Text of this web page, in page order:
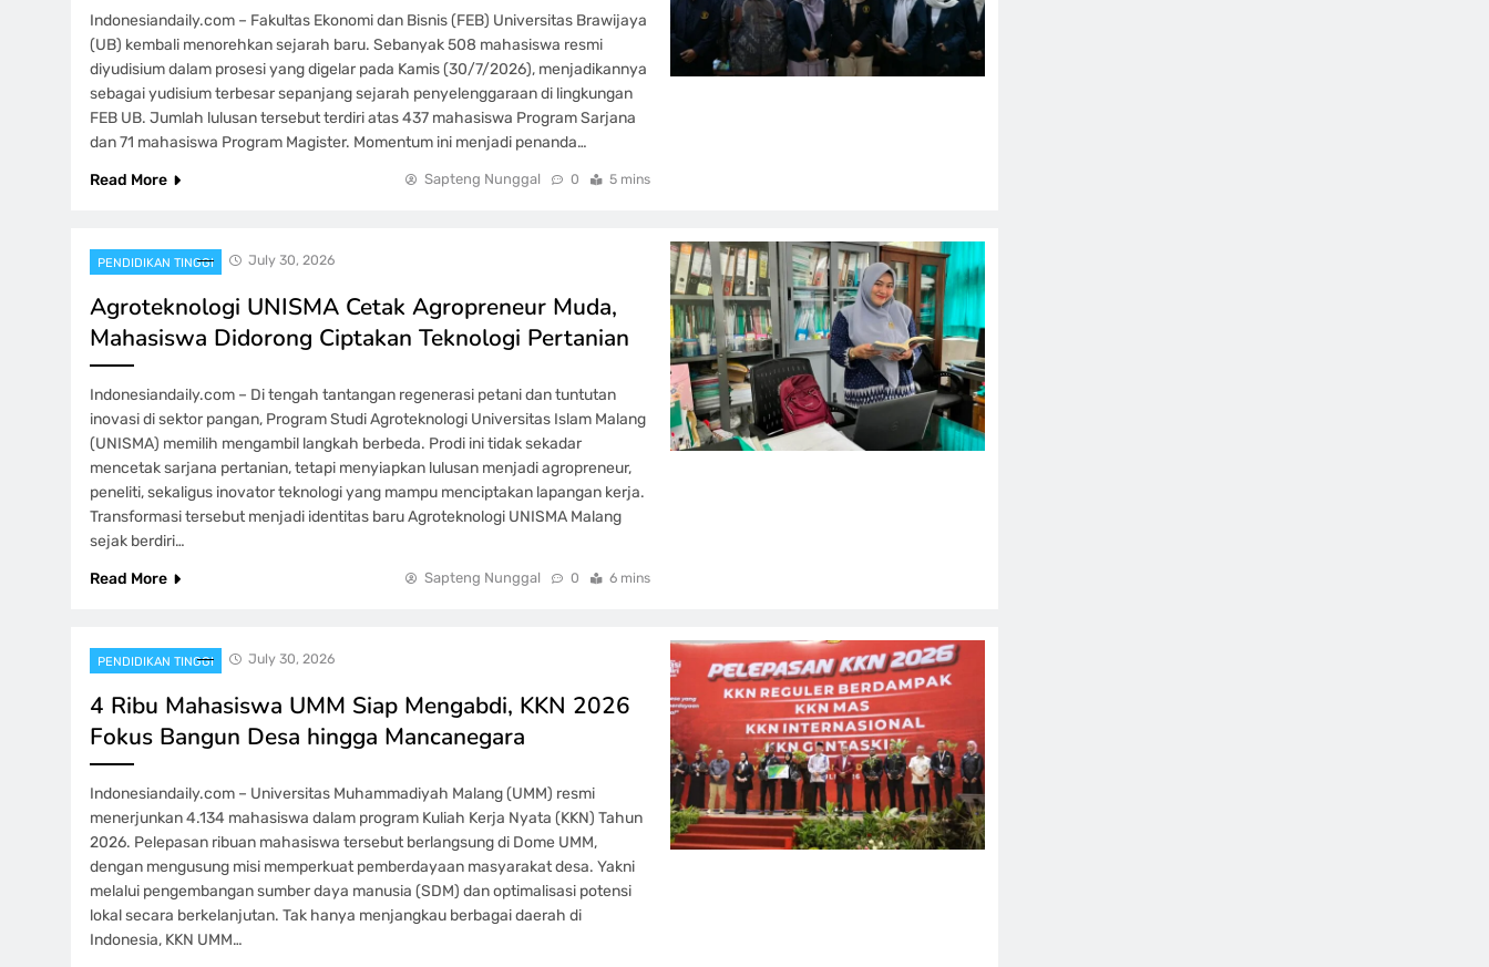
Indonesiandaily.com – Fakultas Ekonomi dan Bisnis (FEB) Universitas Brawijaya
(UB) kembali menorehkan sejarah baru. Sebanyak 508 mahasiswa resmi
diyudisium dalam prosesi yang digelar pada Kamis (30/7/2026), menjadikannya
sebagai yudisium terbesar sepanjang sejarah penyelenggaraan di lingkungan
FEB UB. Jumlah lulusan tersebut terdiri atas 437 mahasiswa Program Sarjana
dan 71 mahasiswa Program Magister. Momentum ini menjadi penanda…
Read More
Sapteng Nunggal 0 5 mins
PENDIDIKAN TINGGI July 30, 2026
Agroteknologi UNISMA Cetak Agropreneur Muda,
Mahasiswa Didorong Ciptakan Teknologi Pertanian
Indonesiandaily.com – Di tengah tantangan regenerasi petani dan tuntutan
inovasi di sektor pangan, Program Studi Agroteknologi Universitas Islam Malang
(UNISMA) memilih mengambil langkah berbeda. Prodi ini tidak sekadar
mencetak sarjana pertanian, tetapi menyiapkan lulusan menjadi agropreneur,
peneliti, sekaligus inovator teknologi yang mampu menciptakan lapangan kerja.
Transformasi tersebut menjadi identitas baru Agroteknologi UNISMA Malang
sejak berdiri…
Read More
Sapteng Nunggal 0 6 mins
PENDIDIKAN TINGGI July 30, 2026
4 Ribu Mahasiswa UMM Siap Mengabdi, KKN 2026
Fokus Bangun Desa hingga Mancanegara
Indonesiandaily.com – Universitas Muhammadiyah Malang (UMM) resmi
menerjunkan 4.134 mahasiswa dalam program Kuliah Kerja Nyata (KKN) Tahun
2026. Pelepasan ribuan mahasiswa tersebut berlangsung di Dome UMM,
dengan mengusung misi memperkuat pemberdayaan masyarakat desa. Yakni
melalui pengembangan sumber daya manusia (SDM) dan optimalisasi potensi
lokal secara berkelanjutan. Tak hanya menjangkau berbagai daerah di
Indonesia, KKN UMM…